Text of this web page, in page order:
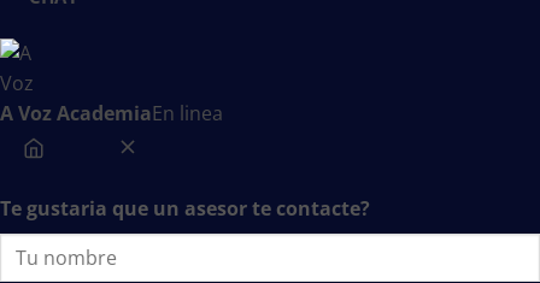
A Voz AcademiaEn linea
Te gustaria que un asesor te contacte?